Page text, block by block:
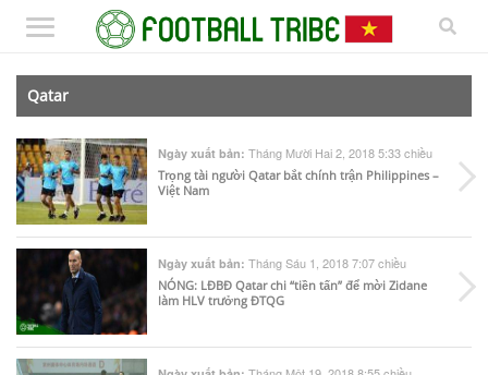
Qatar
Ngày xuất bản: Tháng Mười Hai 2, 2018 5:33 chiều
Trọng tài người Qatar bắt chính trận Philippines –
Việt Nam
Ngày xuất bản: Tháng Sáu 1, 2018 7:07 chiều
NÓNG: LĐBĐ Qatar chi “tiền tấn” để mời Zidane
làm HLV trưởng ĐTQG